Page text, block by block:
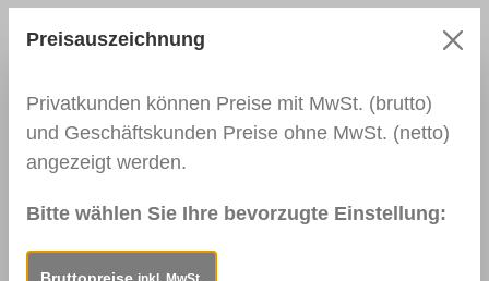
146 14 146 17 146 18
146 19 146 20
Preisauszeichnung
Privatkunden können Preise mit MwSt. (brutto)
und Geschäftskunden Preise ohne MwSt. (netto)
angezeigt werden.
Bitte wählen Sie Ihre bevorzugte Einstellung: